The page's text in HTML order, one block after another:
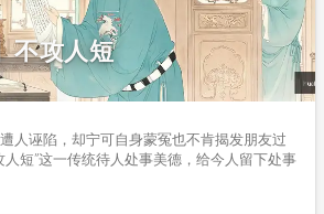
不攻人短
人诬陷，却宁可自身蒙冤也不肯揭发朋友过
短”这一传统待人处事美德，给今人留下处事